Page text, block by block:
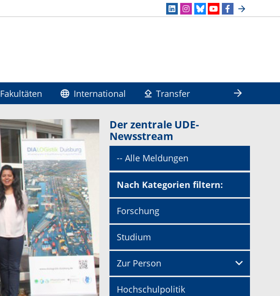
Fakultäten International
Transfer
Der zentrale UDE-
Newsstream
-- Alle Meldungen
Nach Kategorien filtern:
Forschung
Studium
Zur Person
Hochschulpolitik